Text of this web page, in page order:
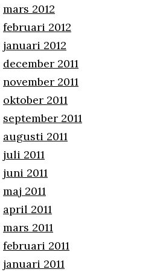
mars 2012
februari 2012
januari 2012
december 2011
november 2011
oktober 2011
september 2011
augusti 2011
juli 2011
juni 2011
maj 2011
april 2011
mars 2011
februari 2011
januari 2011